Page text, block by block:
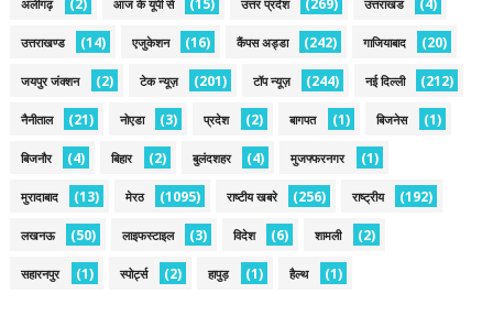
अलीगढ़ आज के यूपी से उत्तर प्रदेश उत्तराखंड
उत्तराखण्ड (14) एजुकेशन (16) कैंपस अड्डा (242) गाजियाबाद (20)
जयपुर जंक्शन (2) टेक न्यूज़ (201) टॉप न्यूज़ (244) नई द‍िल्ली (212)
नैनीताल (21) नोएडा (3) प्रदेश (2) बागपत (1) बिजनेस (1)
बिजनौर (4) बिहार (2) बुलंदशहर (4) मुजफ्फरनगर (1)
मुरादाबाद (13) मेरठ (1095) राष्टीय खबरे (256) राष्ट्रीय (192)
लखनऊ (50) लाइफस्टाइल (3) विदेश (6) शामली (2)
सहारनपुर (1) स्पोर्ट्स (2) हापुड़ (1) हैल्थ (1)